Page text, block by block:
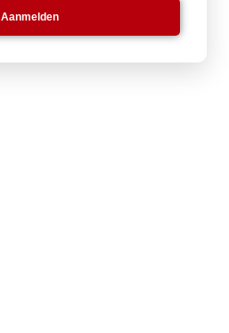
Aanmelden